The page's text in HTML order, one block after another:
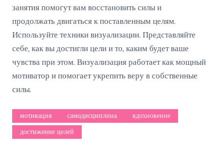
занятия помогут вам восстановить силы и
продолжать двигаться к поставленным целям.
Используйте техники визуализации. Представляйте
себе, как вы достигли цели и то, каким будет ваше
чувства при этом. Визуализация работает как мощный
мотиватор и помогает укрепить веру в собственные
силы.
мотивация самодисциплина вдохновение
достижение целей